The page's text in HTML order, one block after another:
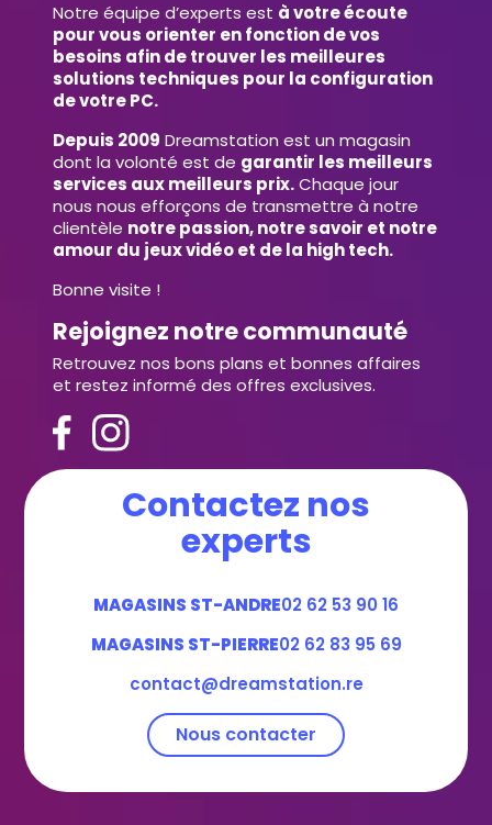
Notre équipe d’experts est à votre écoute
pour vous orienter en fonction de vos
besoins afin de trouver les meilleures
solutions techniques pour la configuration
de votre PC.
Depuis 2009 Dreamstation est un magasin
dont la volonté est de garantir les meilleurs
services aux meilleurs prix.Chaque jour
nous nous efforçons de transmettre à notre
clientèle notre passion, notre savoir et notre
amour du jeux vidéo et de la high tech.
Bonne visite !
Rejoignez notre communauté
Retrouvez nos bons plans et bonnes affaires
et restez informé des offres exclusives.
Contactez nos
experts
MAGASINS ST-ANDRE02 62 53 90 16
MAGASINS ST-PIERRE02 62 83 95 69
contact@dreamstation.re
Nous contacter